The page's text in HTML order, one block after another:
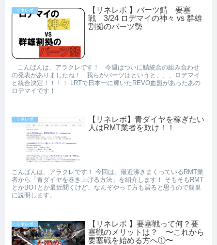
リネレボ
【リネレボ 】バーツ鯖 要塞
戦 3/24 ロデマイの神々 vs 群雄
割拠のバーツ勢
こんばんは、アラクレです！ 今週はついに鯖統合の組み合わせ
の発表がありましたね！ 我らがバーツはというと、、、ロデマイ
と統合決定！！！！ LRTで日本一に輝いたREVO血盟があったあの
ロデマイです！
リネレボ
【リネレボ】青ダイヤを稼ぎたい
人はRMT業者を欺け！！
こんばんは、アラクレです！ 今回は、最近沸きまくっているRMT業
者から「青ダイヤを巻き上げる方法」を紹介します！ そもそもRMT
とかBOTとか最近聞くけど、なんぞやって方も居ると思うので簡単
に説明します。
リネレボ
【リネレボ 】要塞戦って何？要
塞戦のメリットは？ 〜これから
要塞戦を始める方へ①〜